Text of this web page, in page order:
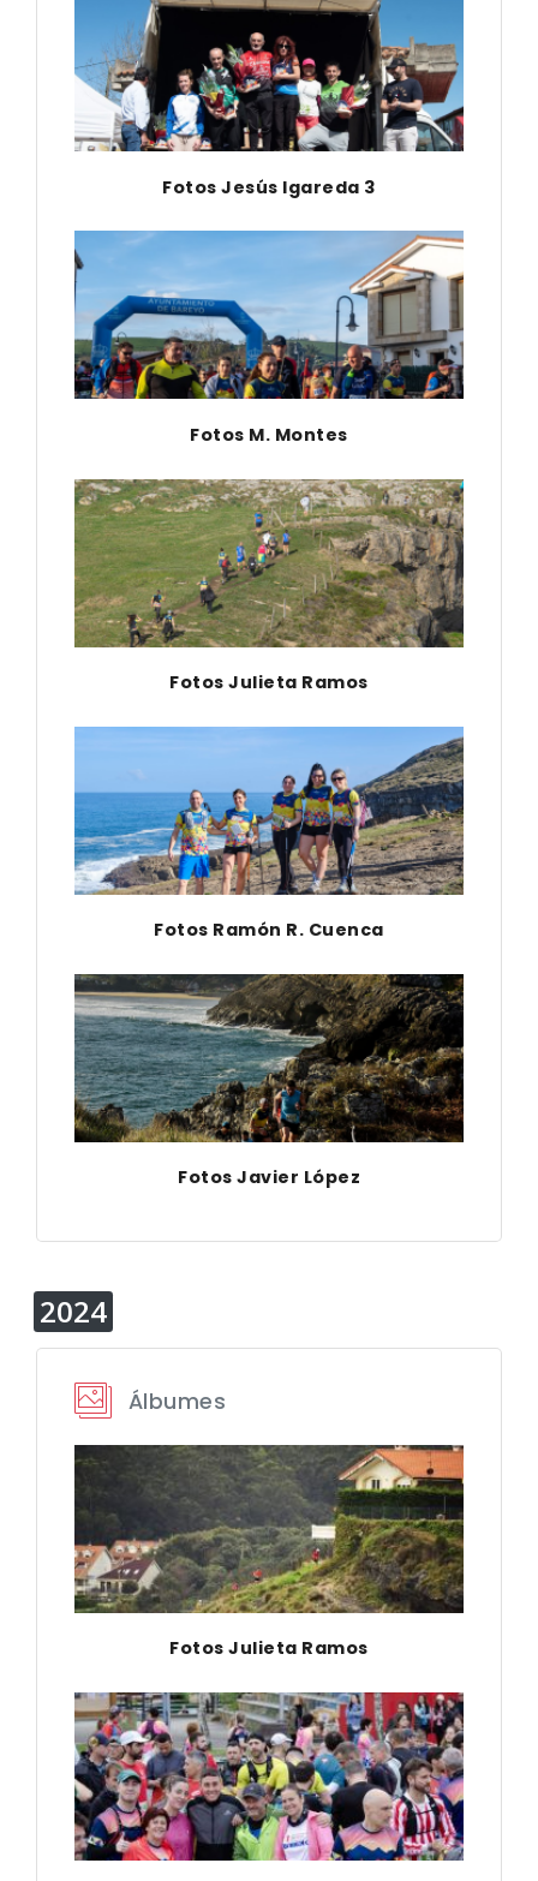
Fotos Jesús Igareda 3
Fotos M. Montes
Fotos Julieta Ramos
Fotos Ramón R. Cuenca
Fotos Javier López
2024
Álbumes
Fotos Julieta Ramos